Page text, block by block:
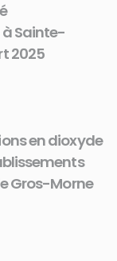
Sainte-
2025
en dioxyde
Gros-Morne